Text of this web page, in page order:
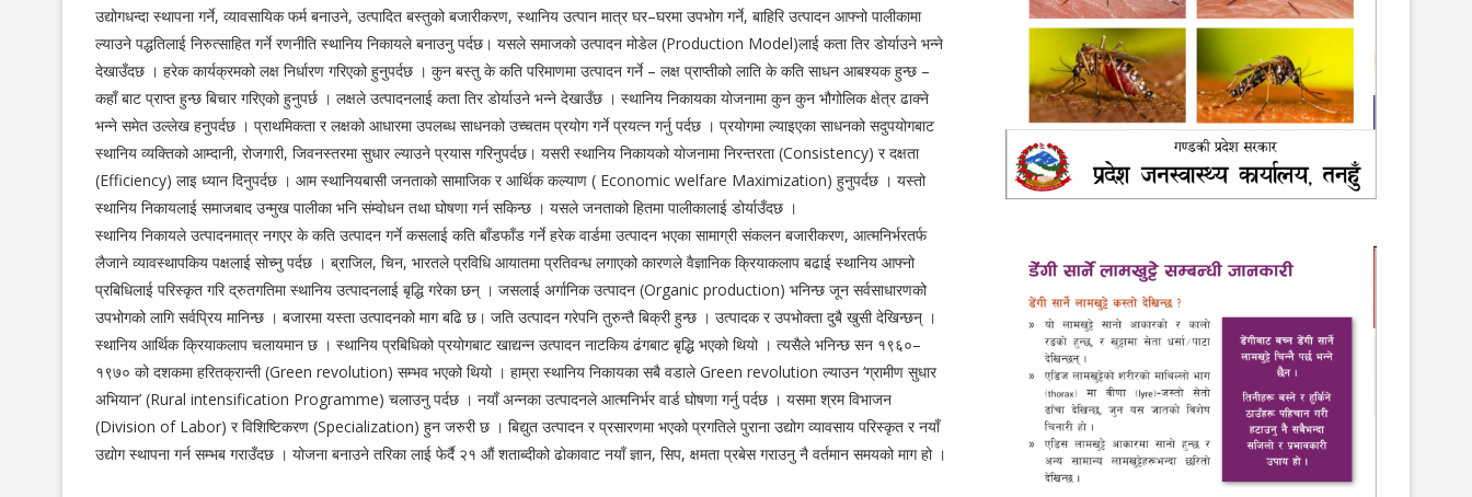
उद्योगधन्दा स्थापना गर्ने, व्यावसायिक फर्म बनाउने, उत्पादित बस्तुको बजारीकरण, स्थानिय उत्पान मात्र घर–घरमा उपभोग गर्ने, बाहिरि उत्पादन आफ्नो पालीकामा
ल्याउने पद्धतिलाई निरुत्साहित गर्ने रणनीति स्थानिय निकायले बनाउनु पर्दछ। यसले समाजको उत्पादन मोडेल (Production Model)लाई कता तिर डोर्याउने भन्ने
देखाउँदछ । हरेक कार्यक्रमको लक्ष निर्धारण गरिएको हुनुपर्दछ । कुन बस्तु के कति परिमाणमा उत्पादन गर्ने – लक्ष प्राप्तीको लाति के कति साधन आबश्यक हुन्छ –
कहाँ बाट प्राप्त हुन्छ बिचार गरिएको हुनुपर्छ । लक्षले उत्पादनलाई कता तिर डोर्याउने भन्ने देखाउँछ । स्थानिय निकायका योजनामा कुन कुन भौगोलिक क्षेत्र ढाक्ने
भन्ने समेत उल्लेख हनुपर्दछ । प्राथमिकता र लक्षको आधारमा उपलब्ध साधनको उच्चतम प्रयोग गर्ने प्रयत्न गर्नु पर्दछ । प्रयोगमा ल्याइएका साधनको सदुपयोगबाट
स्थानिय व्यक्तिको आम्दानी, रोजगारी, जिवनस्तरमा सुधार ल्याउने प्रयास गरिनुपर्दछ। यसरी स्थानिय निकायको योजनामा निरन्तरता (Consistency) र दक्षता
(Efficiency) लाइ ध्यान दिनुपर्दछ । आम स्थानियबासी जनताको सामाजिक र आर्थिक कल्याण ( Economic welfare Maximization) हुनुपर्दछ । यस्तो
स्थानिय निकायलाई समाजबाद उन्मुख पालीका भनि संम्वोधन तथा घोषणा गर्न सकिन्छ । यसले जनताको हितमा पालीकालाई डोर्याउँदछ ।
स्थानिय निकायले उत्पादनमात्र नगएर के कति उत्पादन गर्ने कसलाई कति बाँडफाँड गर्ने हरेक वार्डमा उत्पादन भएका सामाग्री संकलन बजारीकरण, आत्मनिर्भरतर्फ
लैजाने व्यावस्थापकिय पक्षलाई सोच्नु पर्दछ । ब्राजिल, चिन, भारतले प्रविधि आयातमा प्रतिवन्ध लगाएको कारणले वैज्ञानिक क्रियाकलाप बढाई स्थानिय आफ्नो
प्रबिधिलाई परिस्कृत गरि द्रुतगतिमा स्थानिय उत्पादनलाई बृद्धि गरेका छन् । जसलाई अर्गानिक उत्पादन (Organic production) भनिन्छ जून सर्वसाधारणको
उपभोगको लागि सर्वप्रिय मानिन्छ । बजारमा यस्ता उत्पादनको माग बढि छ। जति उत्पादन गरेपनि तुरुन्तै बिक्री हुन्छ । उत्पादक र उपभोक्ता दुबै खुसी देखिन्छन् ।
स्थानिय आर्थिक क्रियाकलाप चलायमान छ । स्थानिय प्रबिधिको प्रयोगबाट खाद्यन्न उत्पादन नाटकिय ढंगबाट बृद्धि भएको थियो । त्यसैले भनिन्छ सन १९६०–
१९७० को दशकमा हरितक्रान्ती (Green revolution) सम्भव भएको थियो । हाम्रा स्थानिय निकायका सबै वडाले Green revolution ल्याउन ‘ग्रामीण सुधार
अभियान’ (Rural intensification Programme) चलाउनु पर्दछ । नयाँ अन्नका उत्पादनले आत्मनिर्भर वार्ड घोषणा गर्नु पर्दछ । यसमा श्रम विभाजन
(Division of Labor) र विशिष्टिकरण (Specialization) हुन जरुरी छ । बिद्युत उत्पादन र प्रसारणमा भएको प्रगतिले पुराना उद्योग व्यावसाय परिस्कृत र नयाँ
उद्योग स्थापना गर्न सम्भब गराउँदछ । योजना बनाउने तरिका लाई फेर्दै २१ औं शताब्दीको ढोकावाट नयाँ ज्ञान, सिप, क्षमता प्रबेस गराउनु नै वर्तमान समयको माग हो ।